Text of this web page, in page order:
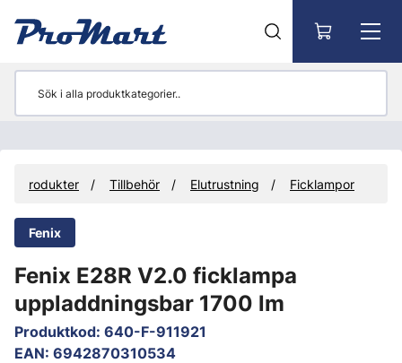
Produkter Tillbehör Elutrustning Ficklampor
Fenix
Fenix E28R V2.0 ficklampa
uppladdningsbar 1700 lm
Produktkod: 640-F-911921
EAN: 6942870310534